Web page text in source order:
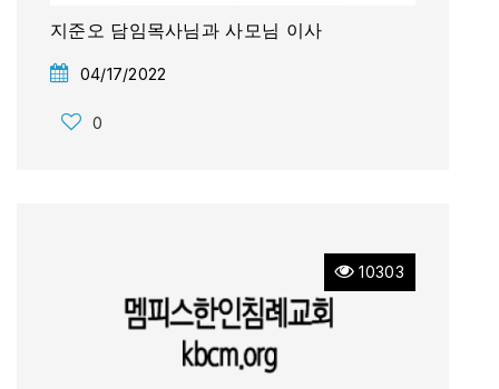
지준오 담임목사님과 사모님 이사
04/17/2022
0
10303